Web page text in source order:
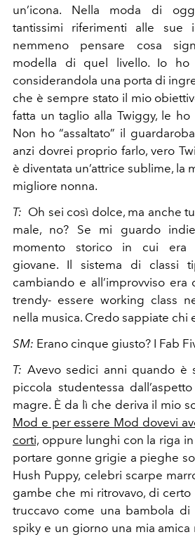
un’icona. Nella moda di
tantissimi riferimenti alle sue
nemmeno pensare cosa
modella di quel livello. Io ho
considerandola una porta di
che è sempre stato il mio
fatta un taglio alla Twiggy, le
Non ho “assaltato” il
anzi dovrei proprio farlo, vero
è diventata un’attrice sublime, la
migliore nonna.
T: Oh sei così dolce, ma anche
male, no? Se mi guardo
momento storico in cui era
giovane. Il sistema di classi
cambiando e all’improvviso era
trendy- essere working class
nella musica. Credo sappiate chi
SM: Erano cinque giusto? I Fab
T: Avevo sedici anni quando è
piccola studentessa
magre. È da lì che deriva il mio
Mod e per essere Mod dovevi
corti, oppure lunghi con la riga
portare gonne grigie a pieghe
Hush Puppy, celebri scarpe
gambe che mi ritrovavo, di certo
truccavo come una bambola
spiky e un giorno una mia